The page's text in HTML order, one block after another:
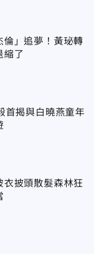
倫」追夢！黃珌轉
縮了
首揭與白曉燕童年
衣披頭散髮森林狂